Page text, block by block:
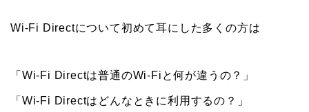
Wi-Fi Directについて初めて耳にした多くの方は
「Wi-Fi Directは普通のWi-Fiと何が違うの？」
「Wi-Fi Directはどんなときに利用するの？」